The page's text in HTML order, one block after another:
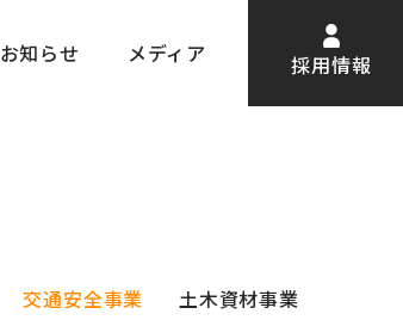
お知らせ メディア 採用情報
交通安全事業 土木資材事業